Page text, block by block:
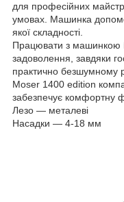
для професійних
умовах. Машинка
якої складності.
Працювати з машинкою
задоволення, завдяки
практично
Moser 1400 edition
забезпечує комфортну
Лезо — металеві
Насадки — 4-18 мм